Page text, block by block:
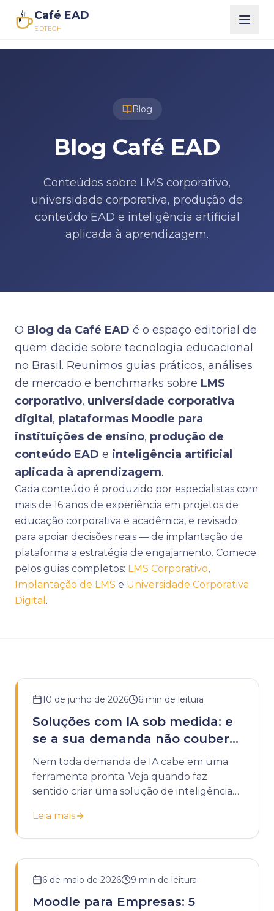
Café EAD
EDTECH
Blog
Blog Café EAD
Conteúdos sobre LMS corporativo,
universidade corporativa, produção de
conteúdo EAD e inteligência artificial
aplicada à aprendizagem.
O Blog da Café EAD é o espaço editorial de
quem decide sobre tecnologia educacional
no Brasil. Reunimos guias práticos, análises
de mercado e benchmarks sobre LMS
corporativo, universidade corporativa
digital , plataformas Moodle para
instituições de ensino, produção de
conteúdo EAD e inteligência artificial
aplicada à aprendizagem.
Cada conteúdo é produzido por especialistas com
mais de 16 anos de experiência em projetos de
educação corporativa e acadêmica, e revisado
para apoiar decisões reais — de implantação de
plataforma a estratégia de engajamento. Comece
pelos guias completos: LMS Corporativo,
Implantação de LMS e Universidade Corporativa
Digital .
10 de junho de 2026 6 min de leitura
Soluções com IA sob medida: e
se a sua demanda não couber
em uma ferramenta pronta?
Nem toda demanda de IA cabe em uma
ferramenta pronta. Veja quando faz
sentido criar uma solução de inteligência
Leia mais
6 de maio de 2026 9 min de leitura
Moodle para Empresas: 5